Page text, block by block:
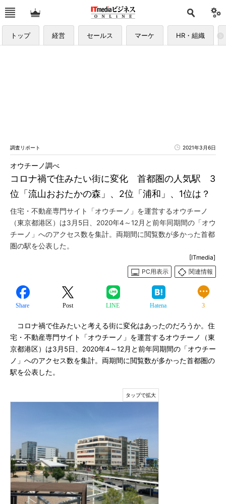
トップ 経営 セールス マーケ HR・組織
調査リポート 2021年3月6日
コロナ禍で住みたい街に変化 首都圏の人気駅 3
位「流山おおたかの森」、2位「浦和」、1位は？
オウチーノ調べ
住宅・不動産専門サイト「オウチーノ」を運営するオウチーノ
（東京都港区）は3月5日、2020年4～12月と前年同期間の「オウ
チーノ」へのアクセス数を集計。両期間に閲覧数が多かった首都
圏の駅を公表した。
[ITmedia]
PC用表示
関連情報
Share Post LINE Hatena 3
コロナ禍で住みたいと考える街に変化はあったのだろうか。住
宅・不動産専門サイト「オウチーノ」を運営するオウチーノ（東
京都港区）は3月5日、2020年4～12月と前年同期間の「オウチー
ノ」へのアクセス数を集計。両期間に閲覧数が多かった首都圏の
駅を公表した。